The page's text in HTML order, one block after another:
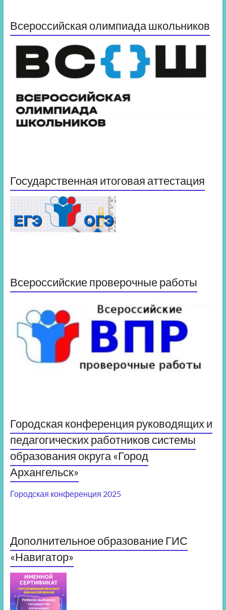
Всероссийская олимпиада школьников
Государственная итоговая аттестация
Всероссийские проверочные работы
Городская конференция руководящих и
педагогических работников системы
образования округа «Город
Архангельск»
Городская конференция 2025
Дополнительное образование ГИС
«Навигатор»